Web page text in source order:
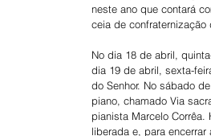
neste ano que contará
ceia de confraternização
No dia 18 de abril,
dia 19 de abril, sexta-
do Senhor. No sábado
piano, chamado Via
pianista Marcelo
liberada e, para